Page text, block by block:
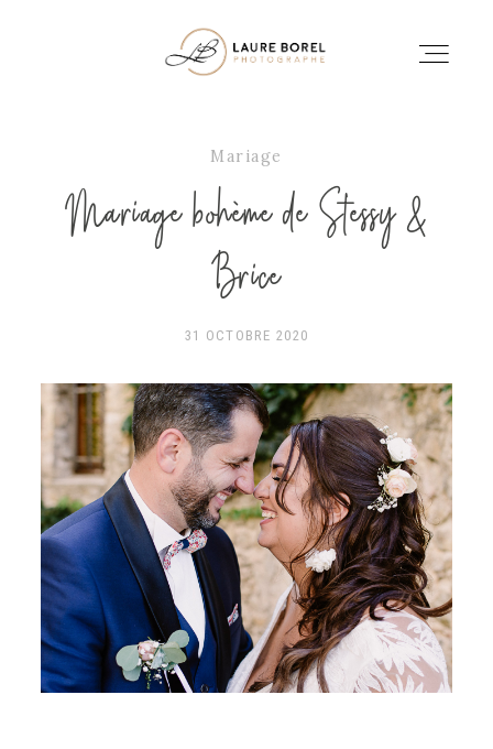
À PROPOS
CONTACT
HISTOIRES
CLIENTS
Mariage
Mariage bohème de Stessy &
Brice
31 OCTOBRE 2020